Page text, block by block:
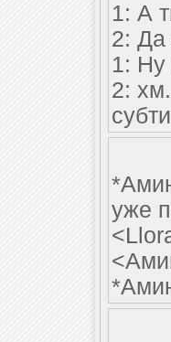
1: А
2: Да
1: Ну
2:
уже